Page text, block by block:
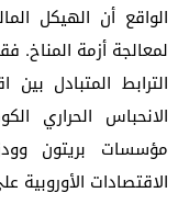
الواقع أن الهيكل
لمعالجة أزمة
الترابط المتبادل بين
الانحباس الحراري
الاقتصادات الأوروبية